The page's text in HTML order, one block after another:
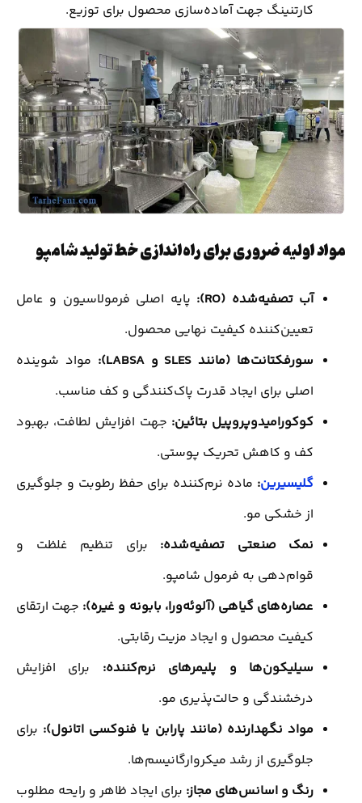
کارتنینگ جهت آماده‌سازی محصول برای توزیع.
مواد اولیه ضروری برای راه‌اندازی خط تولید شامپو
آب تصفیه‌شده (RO):
پایه اصلی فرمولاسیون و عامل
تعیین‌کننده کیفیت نهایی محصول.
سورفکتانت‌ها (مانند SLES و LABSA):
مواد شوینده
اصلی برای ایجاد قدرت پاک‌کنندگی و کف مناسب.
کوکورامیدوپروپیل بتائین: جهت افزایش لطافت، بهبود
کف و کاهش تحریک پوستی.
گلیسیرین: ماده نرم‌کننده برای حفظ رطوبت و جلوگیری
از خشکی مو.
نمک صنعتی تصفیه‌شده: برای تنظیم غلظت و
قوام‌دهی به فرمول شامپو.
عصاره‌های گیاهی (آلوئه‌ورا، بابونه و غیره): جهت ارتقای
کیفیت محصول و ایجاد مزیت رقابتی.
سیلیکون‌ها و پلیمرهای نرم‌کننده: برای افزایش
درخشندگی و حالت‌پذیری مو.
مواد نگهدارنده (مانند پارابن یا فنوکسی اتانول): برای
جلوگیری از رشد میکروارگانیسم‌ها.
رنگ و اسانس‌های مجاز: برای ایجاد ظاهر و رایحه مطلوب